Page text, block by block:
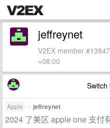
jeffreynet
V2EX member
+08:00
Switch
Apple • jeffreynet
2024 了美区 apple one 支付